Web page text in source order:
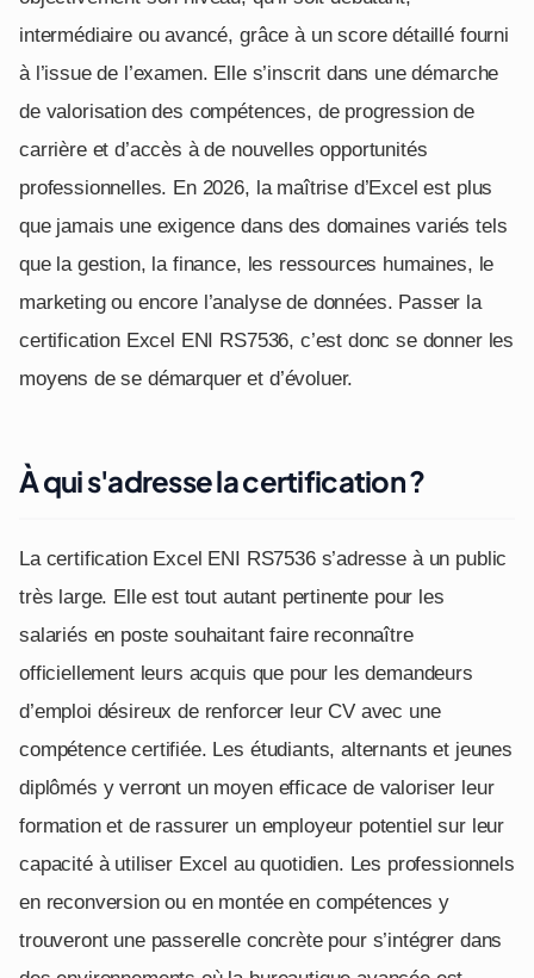
intermédiaire ou avancé, grâce à un score détaillé fourni
à l’issue de l’examen. Elle s’inscrit dans une démarche
de valorisation des compétences, de progression de
carrière et d’accès à de nouvelles opportunités
professionnelles. En 2026, la maîtrise d’Excel est plus
que jamais une exigence dans des domaines variés tels
que la gestion, la finance, les ressources humaines, le
marketing ou encore l’analyse de données. Passer la
certification Excel ENI RS7536, c’est donc se donner les
moyens de se démarquer et d’évoluer.
À qui s'adresse la certification ?
La certification Excel ENI RS7536 s’adresse à un public
très large. Elle est tout autant pertinente pour les
salariés en poste souhaitant faire reconnaître
officiellement leurs acquis que pour les demandeurs
d’emploi désireux de renforcer leur CV avec une
compétence certifiée. Les étudiants, alternants et jeunes
diplômés y verront un moyen efficace de valoriser leur
formation et de rassurer un employeur potentiel sur leur
capacité à utiliser Excel au quotidien. Les professionnels
en reconversion ou en montée en compétences y
trouveront une passerelle concrète pour s’intégrer dans